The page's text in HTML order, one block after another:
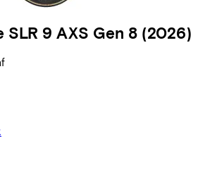
SLR 9 AXS Gen 8 (2026)